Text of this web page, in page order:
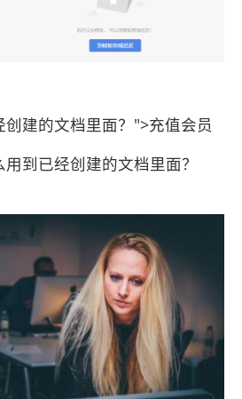
建的文档里面？">充值会员
用到已经创建的文档里面？